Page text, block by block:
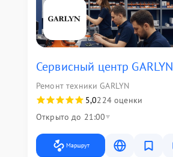
Сервисный центр GARLYN
Ремонт техники GARLYN
5,0224 оценки
Открыто до 21:00
Маршрут